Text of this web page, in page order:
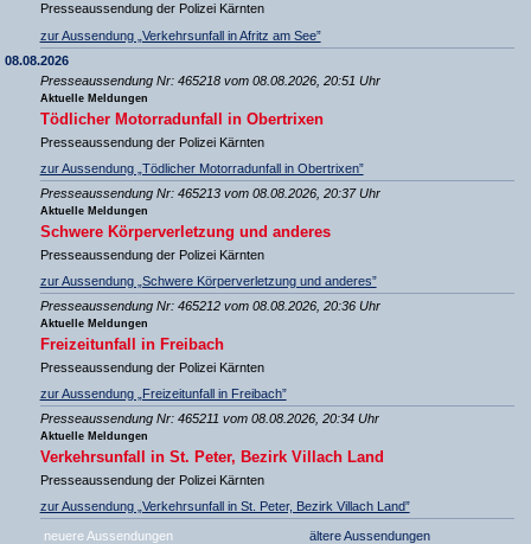
Presseaussendung der Polizei Kärnten
zur Aussendung „Verkehrsunfall in Afritz am See”
08.08.2026
Presseaussendung Nr: 465218 vom 08.08.2026, 20:51 Uhr
Aktuelle Meldungen
Tödlicher Motorradunfall in Obertrixen
Presseaussendung der Polizei Kärnten
zur Aussendung „Tödlicher Motorradunfall in Obertrixen”
Presseaussendung Nr: 465213 vom 08.08.2026, 20:37 Uhr
Aktuelle Meldungen
Schwere Körperverletzung und anderes
Presseaussendung der Polizei Kärnten
zur Aussendung „Schwere Körperverletzung und anderes”
Presseaussendung Nr: 465212 vom 08.08.2026, 20:36 Uhr
Aktuelle Meldungen
Freizeitunfall in Freibach
Presseaussendung der Polizei Kärnten
zur Aussendung „Freizeitunfall in Freibach”
Presseaussendung Nr: 465211 vom 08.08.2026, 20:34 Uhr
Aktuelle Meldungen
Verkehrsunfall in St. Peter, Bezirk Villach Land
Presseaussendung der Polizei Kärnten
zur Aussendung „Verkehrsunfall in St. Peter, Bezirk Villach Land”
neuere Aussendungen ältere Aussendungen